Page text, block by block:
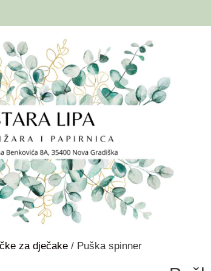
za dječake / Puška spinner